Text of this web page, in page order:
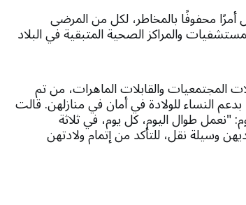
محفوفًا بالمخاطر، لكل من المرضى
والمراكز الصحية المتبقية في البلاد
المجتمعيات والقابلات الماهرات، من تم
النساء للولادة في أمان في منازلهن. قالت
"نعمل طوال اليوم، كل يوم، في ثلاثة
وسيلة نقل، للتأكد من إتمام ولادتهن